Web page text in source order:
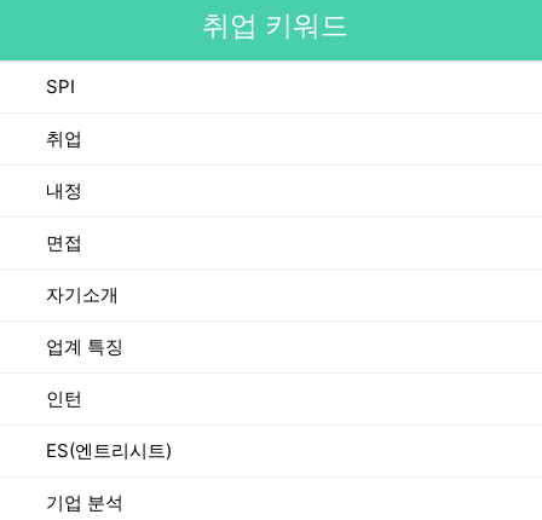
취업 키워드
SPI
취업
내정
면접
자기소개
업계 특징
인턴
ES(엔트리시트)
기업 분석